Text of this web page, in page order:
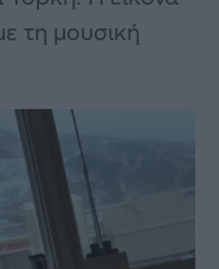
τη μουσική